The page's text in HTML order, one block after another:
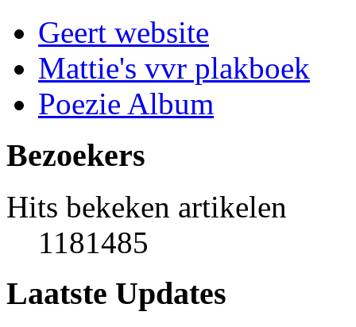
Geert website
Mattie's vvr plakboek
Poezie Album
Bezoekers
Hits bekeken artikelen
1181485
Laatste Updates